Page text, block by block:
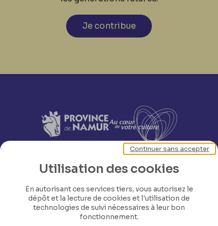
Je contribue
Utilisation des cookies
En autorisant ces services tiers, vous autorisez le
dépôt et la lecture de cookies et l'utilisation de
technologies de suivi nécessaires à leur bon
fonctionnement.
Continuer sans accepter